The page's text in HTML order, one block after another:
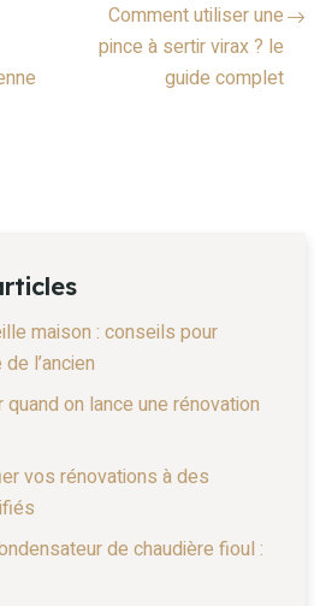
Comment utiliser une
pince à sertir virax ? le
guide complet
maison : conseils pour
l’ancien
on lance une rénovation
vos rénovations à des
de chaudière fioul :